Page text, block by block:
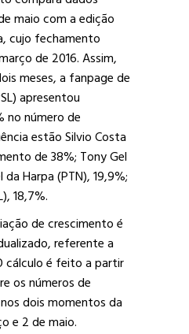
maio com a edição
cujo fechamento
de 2016. Assim,
meses, a fanpage de
apresentou
no número de
estão Silvio Costa
de 38%; Tony Gel
Harpa (PTN), 19,9%;
18,7%.
de crescimento é
referente a
cálculo é feito a partir
os números de
dois momentos da
e 2 de maio.